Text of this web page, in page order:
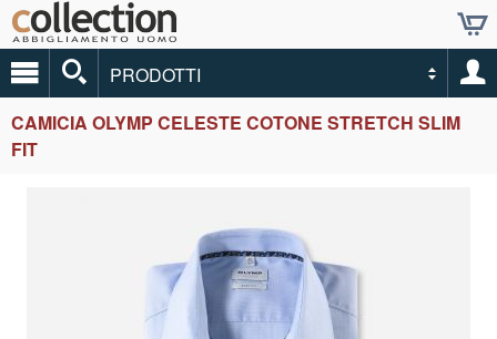
PRODOTTI
CAMICIA OLYMP CELESTE COTONE STRETCH SLIM
FIT